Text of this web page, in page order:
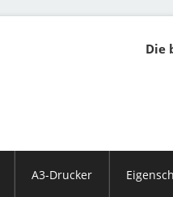
Die
A3-Drucker